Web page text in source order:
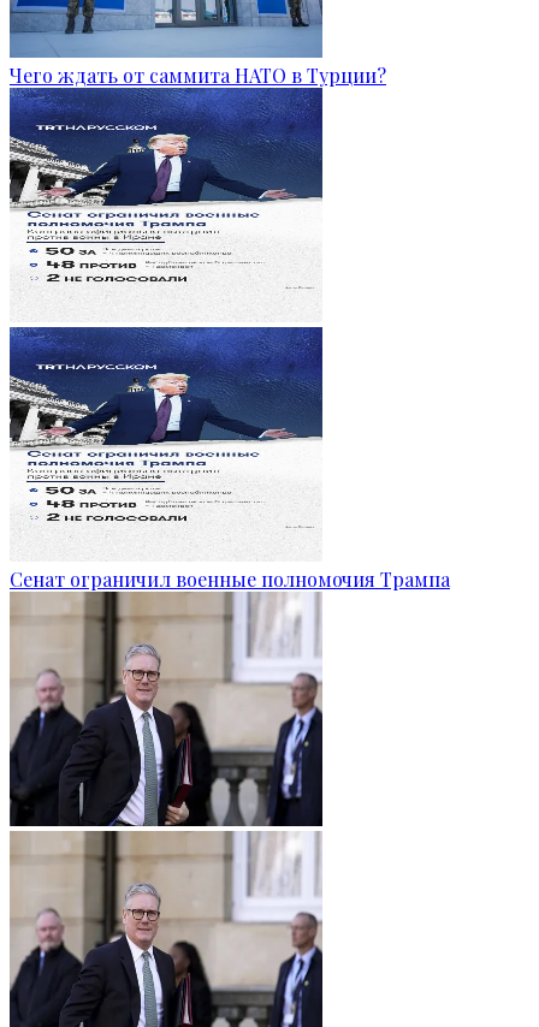
Чего ждать от саммита НАТО в Турции?
Сенат ограничил военные полномочия Трампа